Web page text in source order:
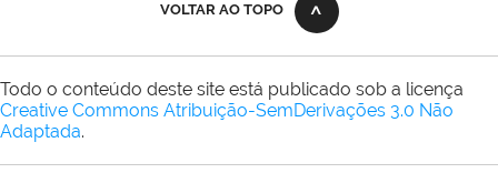
VOLTAR AO TOPO
Todo o conteúdo deste site está publicado sob a licença
Creative Commons Atribuição-SemDerivações 3.0 Não
Adaptada.